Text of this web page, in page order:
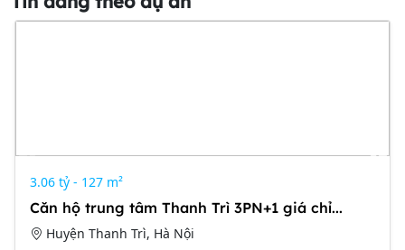
3.06 tỷ - 127 m²
Căn hộ trung tâm Thanh Trì 3PN+1 giá chỉ...
Huyện Thanh Trì, Hà Nội